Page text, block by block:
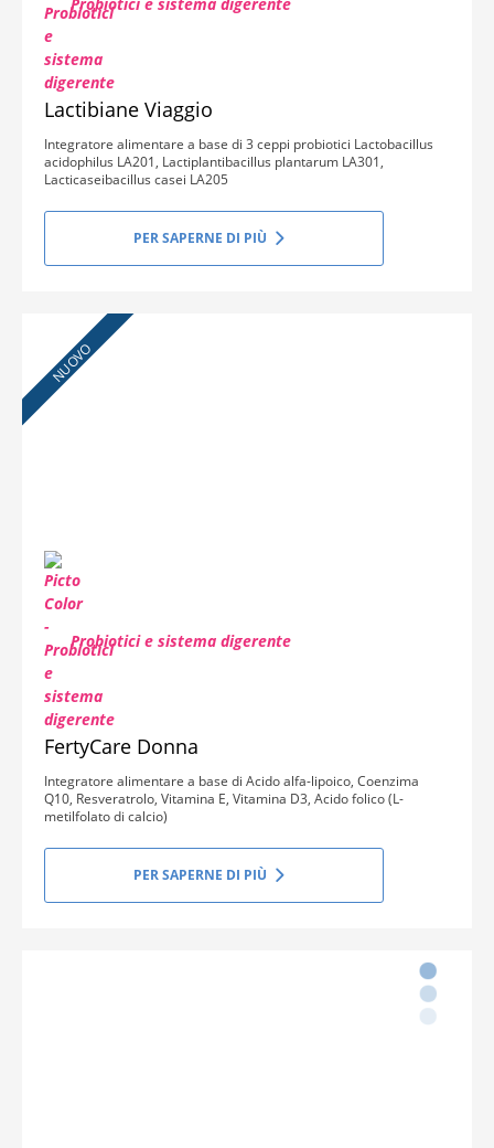
Lactibiane Viaggio
Integratore alimentare a base di 3 ceppi probiotici Lactobacillus
acidophilus LA201, Lactiplantibacillus plantarum LA301,
Lacticaseibacillus casei LA205
PER SAPERNE DI PIÙ
NUOVO
Probiotici e sistema digerente
FertyCare Donna
Integratore alimentare a base di Acido alfa-lipoico, Coenzima
Q10, Resveratrolo, Vitamina E, Vitamina D3, Acido folico (L-
metilfolato di calcio)
PER SAPERNE DI PIÙ